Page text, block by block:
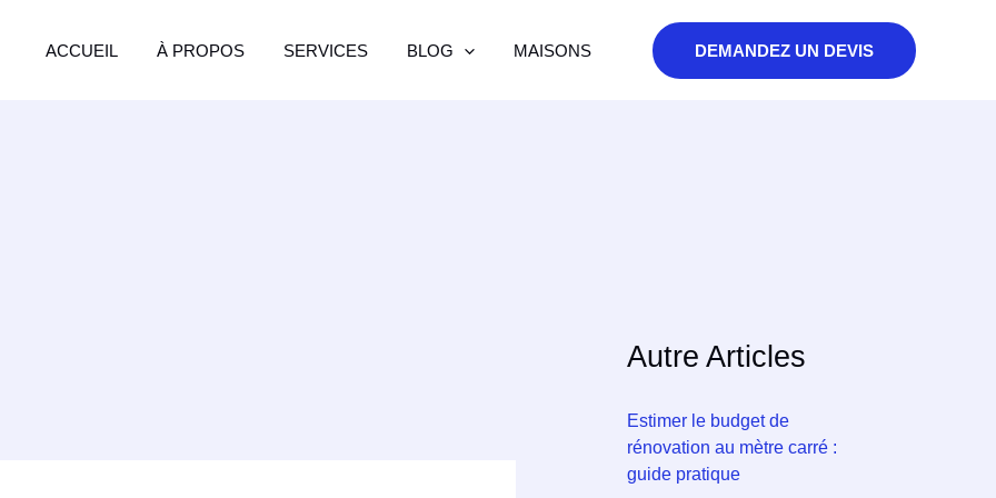
ACCUEIL À PROPOS SERVICES BLOG MAISONS DEMANDEZ UN DEVIS
Autre Articles
Estimer le budget de
rénovation au mètre carré :
guide pratique